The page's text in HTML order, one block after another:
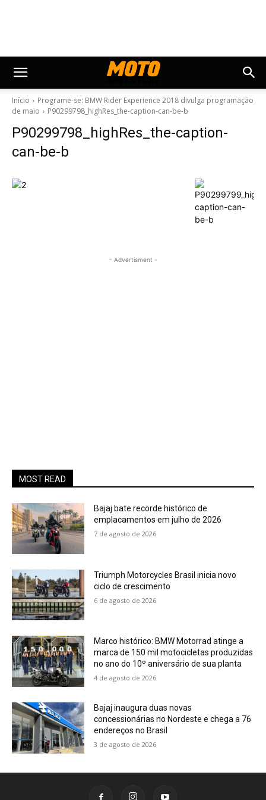
Início
Programe-se: BMW Rider Experience 2018 divulga programação
de maio
P90299798_highRes_the-caption-can-be-b
P90299798_highRes_the-caption-
can-be-b
- Advertisment -
MOST READ
Bajaj bate recorde histórico de
emplacamentos em julho de 2026
7 de agosto de 2026
Triumph Motorcycles Brasil inicia novo
ciclo de crescimento
6 de agosto de 2026
Marco histórico: BMW Motorrad atinge a
marca de 150 mil motocicletas produzidas
no ano do 10º aniversário de sua planta
4 de agosto de 2026
Bajaj inaugura duas novas
concessionárias no Nordeste e chega a 76
endereços no Brasil
3 de agosto de 2026